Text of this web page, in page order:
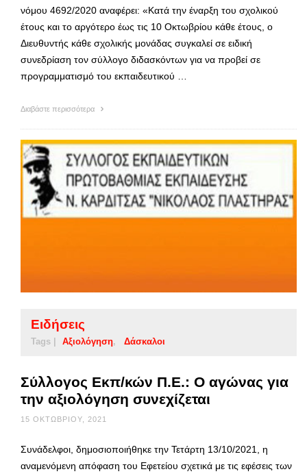
νόμου 4692/2020 αναφέρει: «Κατά την έναρξη του σχολικού
έτους και το αργότερο έως τις 10 Οκτωβρίου κάθε έτους, ο
Διευθυντής κάθε σχολικής μονάδας συγκαλεί σε ειδική
συνεδρίαση τον σύλλογο διδασκόντων για να προβεί σε
προγραμματισμό του εκπαιδευτικού …
Διαβάστε περισσότερα
Ειδήσεις
Tags | Αξιολόγηση Δάσκαλοι
Σύλλογος Εκπ/κών Π.Ε.: Ο αγώνας για
την αξιολόγηση συνεχίζεται
15 ΟΚΤΩΒΡΊΟΥ, 2021
Συνάδελφοι, δημοσιοποιήθηκε την Τετάρτη 13/10/2021, η
αναμενόμενη απόφαση του Εφετείου σχετικά με τις εφέσεις των